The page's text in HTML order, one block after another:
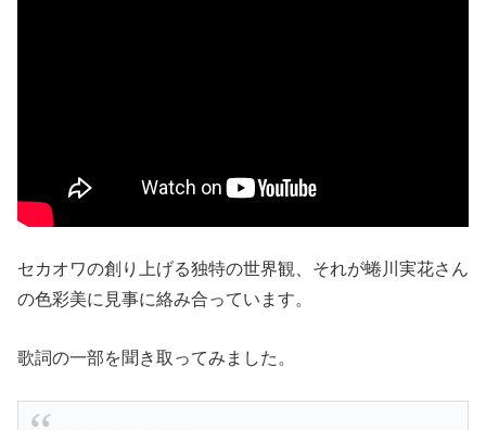
セカオワの創り上げる独特の世界観、それが蜷川実花さん
の色彩美に見事に絡み合っています。
歌詞の一部を聞き取ってみました。